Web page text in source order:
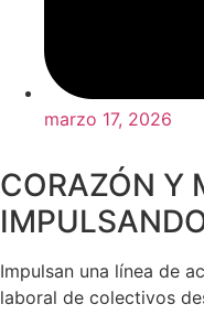
marzo 17, 2026
CORAZÓN Y
Impulsan una línea de
laboral de colectivos